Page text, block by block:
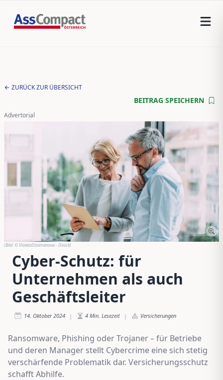
ZURÜCK ZUR ÜBERSICHT
BEITRAG SPEICHERN
Advertorial
(Bild:© VioletaStoimenova - iStock)
Cyber-Schutz: für
Unternehmen als auch
Geschäftsleiter
14. Oktober 2024 | 4 Min. Lesezeit | Versicherungen
Ransomware, Phishing oder Trojaner – für Betriebe
und deren Manager stellt Cybercrime eine sich stetig
verschärfende Problematik dar. Versicherungsschutz
schafft Abhilfe.